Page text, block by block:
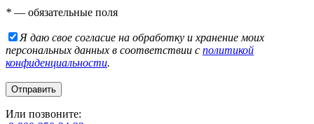
* — обязательные поля
Я даю свое согласие на обработку и хранение моих
персональных данных в соответствии с политикой
конфиденциальности.
Или позвоните: